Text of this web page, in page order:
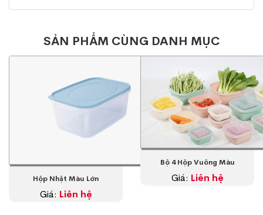
SẢN PHẨM CÙNG DANH MỤC
Hộp Nhật Màu Lớn
Giá: Liên hệ
Bộ 4 Hộp Vuông Màu
Giá: Liên hệ